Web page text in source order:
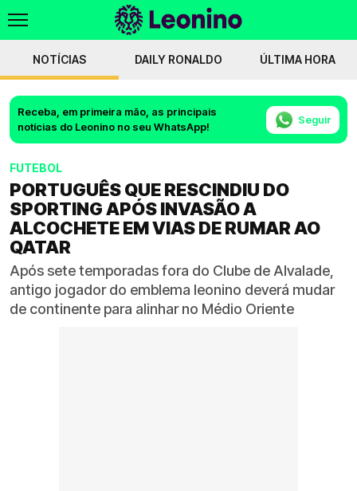
NOTÍCIAS DAILY RONALDO ÚLTIMA HORA
Receba, em primeira mão, as principais
notícias do Leonino no seu WhatsApp!
Seguir
FUTEBOL
PORTUGUÊS QUE RESCINDIU DO
SPORTING APÓS INVASÃO A
ALCOCHETE EM VIAS DE RUMAR AO
QATAR
Após sete temporadas fora do Clube de Alvalade,
antigo jogador do emblema leonino deverá mudar
de continente para alinhar no Médio Oriente